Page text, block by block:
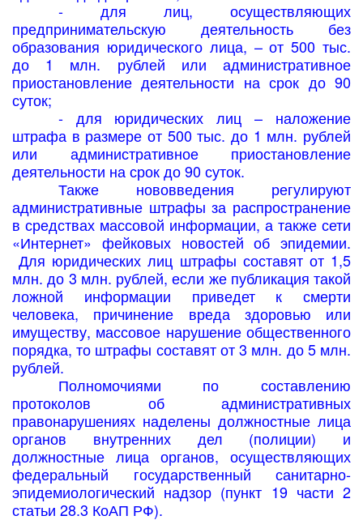
- для лиц, осуществляющих
предпринимательскую деятельность без
образования юридического лица, – от 500 тыс.
до 1 млн. рублей или административное
приостановление деятельности на срок до 90
суток;
- для юридических лиц – наложение
штрафа в размере от 500 тыс. до 1 млн. рублей
или административное приостановление
деятельности на срок до 90 суток.
Также нововведения регулируют
административные штрафы за распространение
в средствах массовой информации, а также сети
«Интернет» фейковых новостей об эпидемии.
Для юридических лиц штрафы составят от 1,5
млн. до 3 млн. рублей, если же публикация такой
ложной информации приведет к смерти
человека, причинение вреда здоровью или
имуществу, массовое нарушение общественного
порядка, то штрафы составят от 3 млн. до 5 млн.
рублей.
Полномочиями по составлению
протоколов об административных
правонарушениях наделены должностные лица
органов внутренних дел (полиции) и
должностные лица органов, осуществляющих
федеральный государственный санитарно-
эпидемиологический надзор (пункт 19 части 2
статьи 28.3 КоАП РФ).